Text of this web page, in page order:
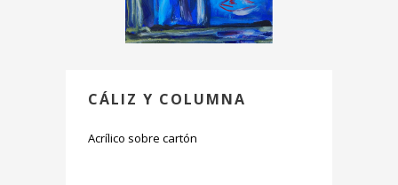
CÁLIZ Y COLUMNA
Acrílico sobre cartón